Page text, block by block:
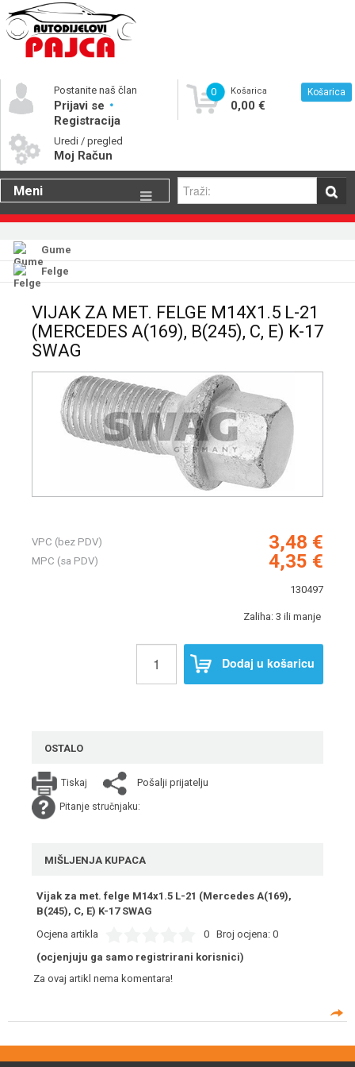
Postanite naš član
Prijavi se
Registracija
Uredi / pregled
Moj Račun
0 Košarica
0,00 €
Košarica
Meni
Gume
Motorna ulja
Katalog rezervnih dijelova
Gume
Felge
VIJAK ZA MET. FELGE M14X1.5 L-21
(MERCEDES A(169), B(245), C, E) K-17
SWAG
VPC (bez PDV) 3,48 €
MPC (sa PDV) 4,35 €
130497
Zaliha: 3 ili manje
Dodaj u košaricu
OSTALO
Tiskaj Pošalji prijatelju
Pitanje stručnjaku:
MIŠLJENJA KUPACA
Vijak za met. felge M14x1.5 L-21 (Mercedes A(169),
B(245), C, E) K-17 SWAG
Ocjena artikla
0 Broj ocjena: 0
(ocjenjuju ga samo registrirani korisnici)
Za ovaj artikl nema komentara!